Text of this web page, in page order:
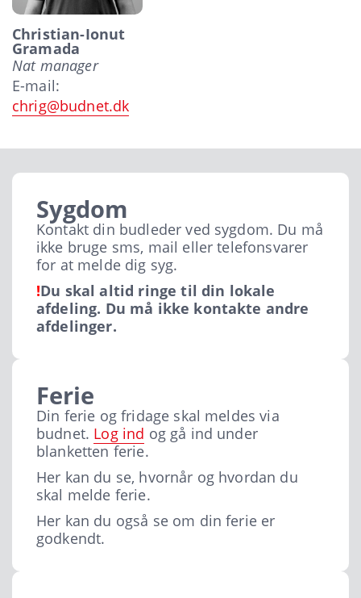
Christian-Ionut
Gramada
Nat manager
E-mail:
chrig@budnet.dk
Sygdom
Kontakt din budleder ved sygdom. Du må
ikke bruge sms, mail eller telefonsvarer
for at melde dig syg.
!Du skal altid ringe til din lokale
afdeling. Du må ikke kontakte andre
afdelinger.
Ferie
Din ferie og fridage skal meldes via
budnet. Log ind og gå ind under
blanketten ferie.
Her kan du se, hvornår og hvordan du
skal melde ferie.
Her kan du også se om din ferie er
godkendt.